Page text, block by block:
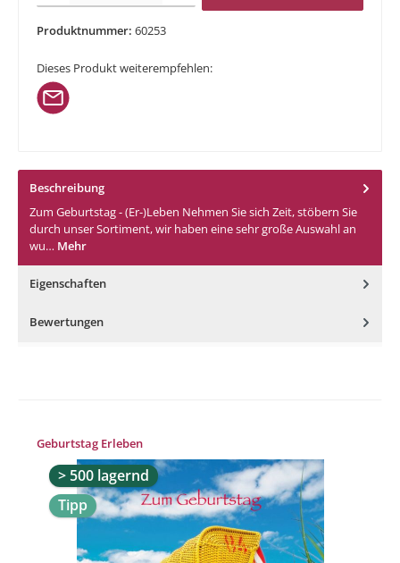
Produktnummer: 60253
Dieses Produkt weiterempfehlen:
Beschreibung
Zum Geburtstag - (Er-)Leben Nehmen Sie sich Zeit, stöbern Sie
durch unser Sortiment, wir haben eine sehr große Auswahl an
wu… Mehr
Eigenschaften
Bewertungen
Produktgalerie überspringen
Geburtstag Erleben
> 500 lagernd
Tipp